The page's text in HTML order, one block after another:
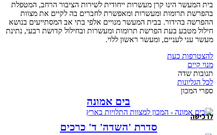
בית המעשר הינו קרן מעשרות ייחודית לשירות הציבור הרחב, המטפלת
בהפרשת תרומות ומעשרות ומאפשרת לחברים בה לקיים את מצוות
ההפרשה בהידור. בבית המעשר מנויים אלפי בתי אב המסתייעים בנושא
חילול מטבע בעת הפרשת תרומות ומעשרות ובחילול קדושת רבעי, נתינת
מעשר עני לעניים, ומעשר ראשון ללוי.
להצטרפות כעת
מנוי קיים
תנובות שדה
לכל הגליונות
ספרי המכון
בים אמונה
לרכישה
סדרת 'השדה' ד' כרכים